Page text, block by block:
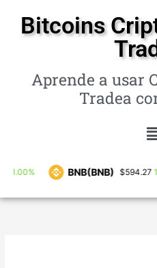
Bitcoins
Aprende a usar
Tradea
BNB(BNB) $594.27 1.00%